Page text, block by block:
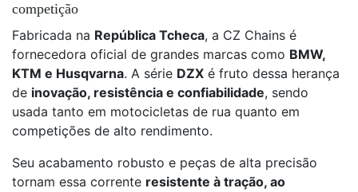
competição
Fabricada na República Tcheca, a CZ Chains é
fornecedora oficial de grandes marcas como BMW,
KTM e Husqvarna. A série DZX é fruto dessa herança
de inovação, resistência e confiabilidade, sendo
usada tanto em motocicletas de rua quanto em
competições de alto rendimento.
Seu acabamento robusto e peças de alta precisão
tornam essa corrente resistente à tração, ao